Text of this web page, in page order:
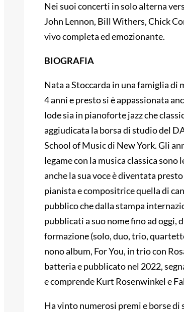
Nei suoi concerti in solo alterna
John Lennon, Bill Withers, Chick
vivo completa ed emozionante.
BIOGRAFIA
Nata a Stoccarda in una famiglia di
4 anni e presto si è appassionata
lode sia in pianoforte jazz che
aggiudicata la borsa di studio del
School of Music di New York. Gli
legame con la musica classica
anche la sua voce è diventata
pianista e compositrice quella di
pubblico che dalla stampa
pubblicati a suo nome fino ad oggi,
formazione (solo, duo, trio,
nono album, For You, in trio con
batteria e pubblicato nel 2022,
e comprende Kurt Rosenwinkel e
Ha vinto numerosi premi e borse di